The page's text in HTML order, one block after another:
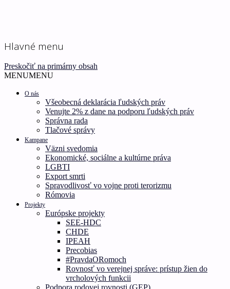
Inštitút ľudských práv –
Human Rights Institute
Ľudské práva pre všetkých!
Hlavné menu
Preskočiť na primárny obsah
MENUMENU
O nás
Všeobecná deklarácia ľudských práv
Venujte 2% z dane na podporu ľudských práv
Správna rada
Tlačové správy
Kampane
Väzni svedomia
Ekonomické, sociálne a kultúrne práva
LGBTI
Export smrti
Spravodlivosť vo vojne proti terorizmu
Rómovia
Projekty
Európske projekty
SEE-HDC
CHDE
IPEAH
Precobias
#PravdaORomoch
Rovnosť vo verejnej správe: prístup žien do
vrcholových funkcii